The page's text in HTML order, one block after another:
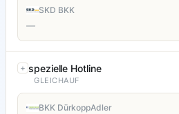
SKD BKK
—
spezielle Hotline
GLEICHAUF
BKK DürkoppAdler